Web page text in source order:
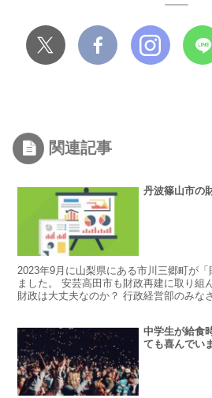
関連記事
丹波篠山市の
2023年9月に山梨県にある市川三郷町が
ました。 安芸高田市も財政再建に取り組
財政は大丈夫なのか？ 行政経営部のみな
中学生が給食
ても喜んでい